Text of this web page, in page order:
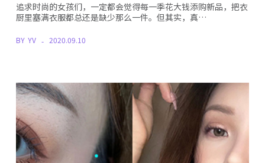
追求时尚的女孩们，一定都会觉得每一季花大钱添购新品，把衣
厨里塞满衣服都总还是缺少那么一件。但其实，真…
BY YV 2020.09.10